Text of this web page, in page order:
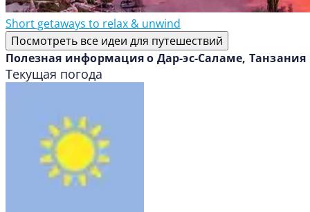
Short getaways to relax & unwind
Посмотреть все идеи для путешествий
Полезная информация о Дар-эс-Саламе, Танзания
Текущая погода